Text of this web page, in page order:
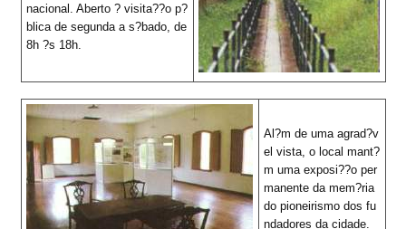
nacional. Aberto ? visita??o p?
blica de segunda a s?bado, de
8h ?s 18h.
Al?m de uma agrad?v
el vista, o local mant?
m uma exposi??o per
manente da mem?ria
do pioneirismo dos fu
ndadores da cidade.